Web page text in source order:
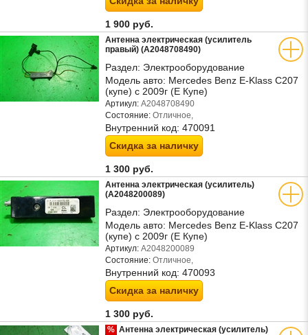
1 900 руб.
Антенна электрическая (усилитель
правый) (A2048708490)
Раздел: Электрооборудование
Модель авто: Mercedes Benz E-Klass C207
(купе) с 2009г (Е Купе)
Артикул: A2048708490
Состояние: Отличное,
Внутренний код: 470091
Скидка за наличку
1 300 руб.
Антенна электрическая (усилитель)
(A2048200089)
Раздел: Электрооборудование
Модель авто: Mercedes Benz E-Klass C207
(купе) с 2009г (Е Купе)
Артикул: A2048200089
Состояние: Отличное,
Внутренний код: 470093
Скидка за наличку
1 300 руб.
% Антенна электрическая (усилитель)